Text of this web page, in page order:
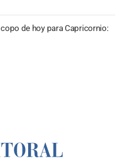
de hoy para Capricornio: